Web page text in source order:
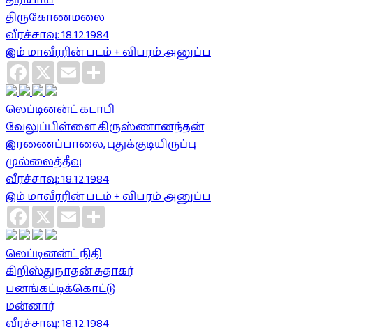
திருகோணமலை
வீரச்சாவு: 18.12.1984
இம் மாவீரரின் படம் + விபரம் அனுப்ப
Facebook
X Email
லெப்டினன்ட் கடாபி
வேலுப்பிள்ளை கிருஸ்ணானந்தன்
இரணைப்பாலை, புதுக்குடியிருப்பு
முல்லைத்தீவு
வீரச்சாவு: 18.12.1984
இம் மாவீரரின் படம் + விபரம் அனுப்ப
Facebook
X Email
லெப்டினன்ட் நிதி
கிறிஸ்துநாதன் சுதாகர்
பனங்கட்டிக்கொட்டு
மன்னார்
வீரச்சாவு: 18.12.1984